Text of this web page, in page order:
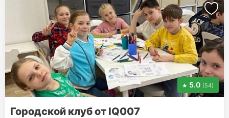
5.0 (54)
Городской клуб от IQ007